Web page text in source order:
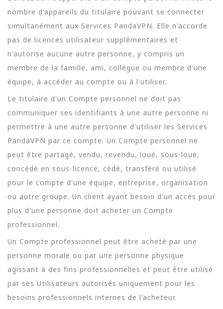
nombre d'appareils du titulaire pouvant se connecter
simultanément aux Services PandaVPN. Elle n'accorde
pas de licences utilisateur supplémentaires et
n'autorise aucune autre personne, y compris un
membre de la famille, ami, collègue ou membre d'une
équipe, à accéder au compte ou à l'utiliser.
Le titulaire d'un Compte personnel ne doit pas
communiquer ses identifiants à une autre personne ni
permettre à une autre personne d'utiliser les Services
PandaVPN par ce compte. Un Compte personnel ne
peut être partagé, vendu, revendu, loué, sous-loué,
concédé en sous-licence, cédé, transféré ou utilisé
pour le compte d'une équipe, entreprise, organisation
ou autre groupe. Un client ayant besoin d'un accès pour
plus d'une personne doit acheter un Compte
professionnel.
Un Compte professionnel peut être acheté par une
personne morale ou par une personne physique
agissant à des fins professionnelles et peut être utilisé
par ses Utilisateurs autorisés uniquement pour les
besoins professionnels internes de l'acheteur.